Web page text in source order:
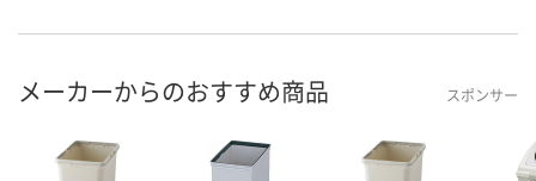
メーカーからのおすすめ商品 スポンサー